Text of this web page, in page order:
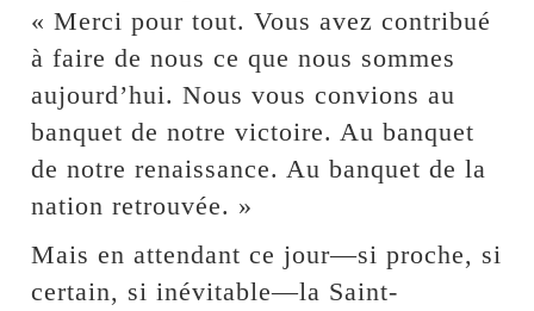
« Merci pour tout. Vous avez contribué
à faire de nous ce que nous sommes
aujourd’hui. Nous vous convions au
banquet de notre victoire. Au banquet
de notre renaissance. Au banquet de la
nation retrouvée. »
Mais en attendant ce jour—si proche, si
certain, si inévitable—la Saint-